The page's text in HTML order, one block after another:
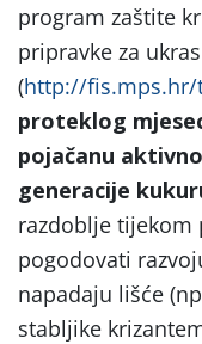
program zaštite
pripravke za
(http://fis.mps.hr/
proteklog
pojačanu
generacije
razdoblje tijekom
pogodovati
napadaju lišće
stabljike